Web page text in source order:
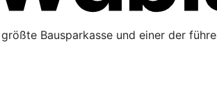
Bausparkasse und einer der